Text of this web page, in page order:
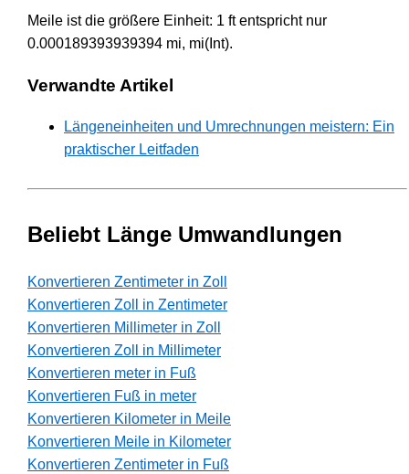
Meile ist die größere Einheit: 1 ft entspricht nur
0.000189393939394 mi, mi(Int).
Verwandte Artikel
Längeneinheiten und Umrechnungen meistern: Ein
praktischer Leitfaden
Beliebt Länge Umwandlungen
Konvertieren Zentimeter in Zoll
Konvertieren Zoll in Zentimeter
Konvertieren Millimeter in Zoll
Konvertieren Zoll in Millimeter
Konvertieren meter in Fuß
Konvertieren Fuß in meter
Konvertieren Kilometer in Meile
Konvertieren Meile in Kilometer
Konvertieren Zentimeter in Fuß